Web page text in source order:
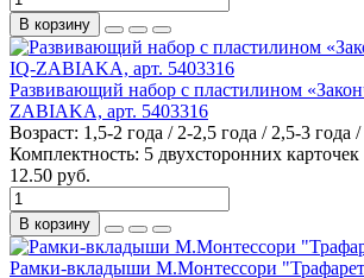
В корзину
Развивающий набор с пластилином
ZABIAKA, арт. 5403316
Возраст: 1,5-2 года / 2-2,5 года / 2,5-3 года /
Комплектность: 5 двухсторонних карточек
12.50 руб.
В корзину
Рамки-вкладыши М.Монтессори